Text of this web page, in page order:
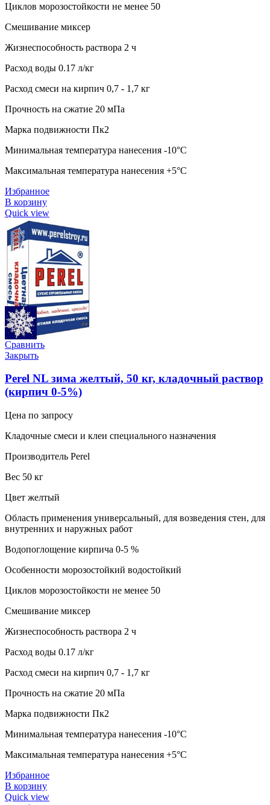
Циклов морозостойкости не менее 50
Смешивание миксер
Жизнеспособность раствора 2 ч
Расход воды 0.17 л/кг
Расход смеси на кирпич 0,7 - 1,7 кг
Прочность на сжатие 20 мПа
Марка подвижности Пк2
Минимальная температура нанесения -10°C
Максимальная температура нанесения +5°C
Избранное
В корзину
Quick view
Сравнить
Закрыть
Perel NL зима желтый, 50 кг, кладочный раствор
(кирпич 0-5%)
Цена по запросу
Кладочные смеси и клеи специального назначения
Производитель Perel
Вес 50 кг
Цвет желтый
Область применения универсальный, для возведения стен, для
внутренних и наружных работ
Водопоглощение кирпича 0-5 %
Особенности морозостойкий водостойкий
Циклов морозостойкости не менее 50
Смешивание миксер
Жизнеспособность раствора 2 ч
Расход воды 0.17 л/кг
Расход смеси на кирпич 0,7 - 1,7 кг
Прочность на сжатие 20 мПа
Марка подвижности Пк2
Минимальная температура нанесения -10°C
Максимальная температура нанесения +5°C
Избранное
В корзину
Quick view